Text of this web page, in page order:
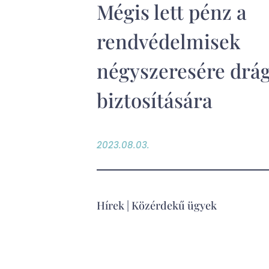
Mégis lett pénz a
rendvédelmisek
négyszeresére
biztosítására
2023.08.03.
Hírek Közérdekű ügyek